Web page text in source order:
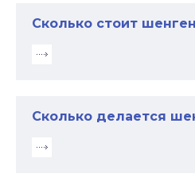
Сколько стоит
Сколько делается